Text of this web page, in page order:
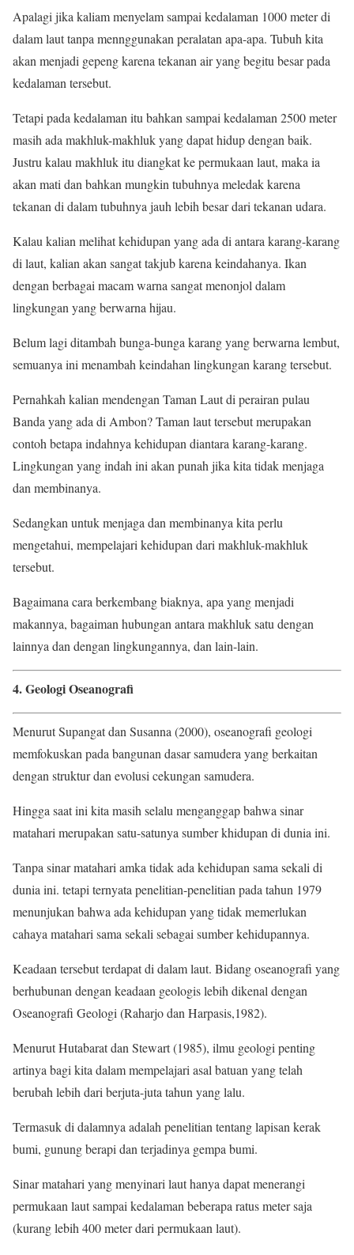
Apalagi jika kaliam menyelam sampai kedalaman 1000 meter di
dalam laut tanpa mennggunakan peralatan apa-apa. Tubuh kita
akan menjadi gepeng karena tekanan air yang begitu besar pada
kedalaman tersebut.
Tetapi pada kedalaman itu bahkan sampai kedalaman 2500 meter
masih ada makhluk-makhluk yang dapat hidup dengan baik.
Justru kalau makhluk itu diangkat ke permukaan laut, maka ia
akan mati dan bahkan mungkin tubuhnya meledak karena
tekanan di dalam tubuhnya jauh lebih besar dari tekanan udara.
Kalau kalian melihat kehidupan yang ada di antara karang-karang
di laut, kalian akan sangat takjub karena keindahanya. Ikan
dengan berbagai macam warna sangat menonjol dalam
lingkungan yang berwarna hijau.
Belum lagi ditambah bunga-bunga karang yang berwarna lembut,
semuanya ini menambah keindahan lingkungan karang tersebut.
Pernahkah kalian mendengan Taman Laut di perairan pulau
Banda yang ada di Ambon? Taman laut tersebut merupakan
contoh betapa indahnya kehidupan diantara karang-karang.
Lingkungan yang indah ini akan punah jika kita tidak menjaga
dan membinanya.
Sedangkan untuk menjaga dan membinanya kita perlu
mengetahui, mempelajari kehidupan dari makhluk-makhluk
tersebut.
Bagaimana cara berkembang biaknya, apa yang menjadi
makannya, bagaiman hubungan antara makhluk satu dengan
lainnya dan dengan lingkungannya, dan lain-lain.
4. Geologi Oseanografi
Menurut Supangat dan Susanna (2000), oseanografi geologi
memfokuskan pada bangunan dasar samudera yang berkaitan
dengan struktur dan evolusi cekungan samudera.
Hingga saat ini kita masih selalu menganggap bahwa sinar
matahari merupakan satu-satunya sumber khidupan di dunia ini.
Tanpa sinar matahari amka tidak ada kehidupan sama sekali di
dunia ini. tetapi ternyata penelitian-penelitian pada tahun 1979
menunjukan bahwa ada kehidupan yang tidak memerlukan
cahaya matahari sama sekali sebagai sumber kehidupannya.
Keadaan tersebut terdapat di dalam laut. Bidang oseanografi yang
berhubunan dengan keadaan geologis lebih dikenal dengan
Oseanografi Geologi (Raharjo dan Harpasis,1982).
Menurut Hutabarat dan Stewart (1985), ilmu geologi penting
artinya bagi kita dalam mempelajari asal batuan yang telah
berubah lebih dari berjuta-juta tahun yang lalu.
Termasuk di dalamnya adalah penelitian tentang lapisan kerak
bumi, gunung berapi dan terjadinya gempa bumi.
Sinar matahari yang menyinari laut hanya dapat menerangi
permukaan laut sampai kedalaman beberapa ratus meter saja
(kurang lebih 400 meter dari permukaan laut).